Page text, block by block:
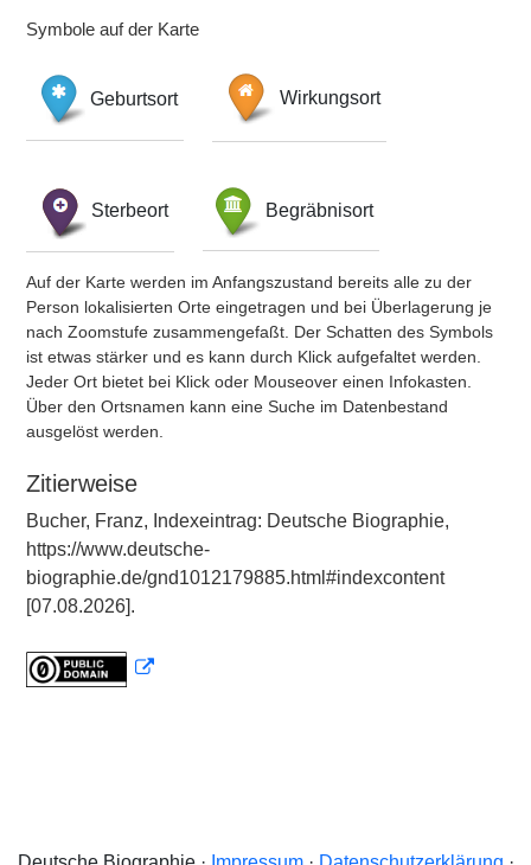
Symbole auf der Karte
Geburtsort Wirkungsort
Sterbeort Begräbnisort
Auf der Karte werden im Anfangszustand bereits alle zu der
Person lokalisierten Orte eingetragen und bei Überlagerung je
nach Zoomstufe zusammengefaßt. Der Schatten des Symbols
ist etwas stärker und es kann durch Klick aufgefaltet werden.
Jeder Ort bietet bei Klick oder Mouseover einen Infokasten.
Über den Ortsnamen kann eine Suche im Datenbestand
ausgelöst werden.
Zitierweise
Bucher, Franz, Indexeintrag: Deutsche Biographie,
https://www.deutsche-
biographie.de/gnd1012179885.html#indexcontent
[07.08.2026].